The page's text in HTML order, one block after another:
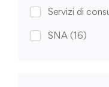
Servizi di
SNA (16)